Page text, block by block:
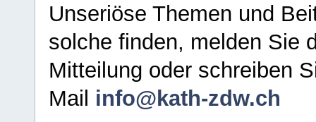
Unseriöse Themen und
solche finden, melden Sie
Mitteilung oder schreiben
Mail info@kath-zdw.ch